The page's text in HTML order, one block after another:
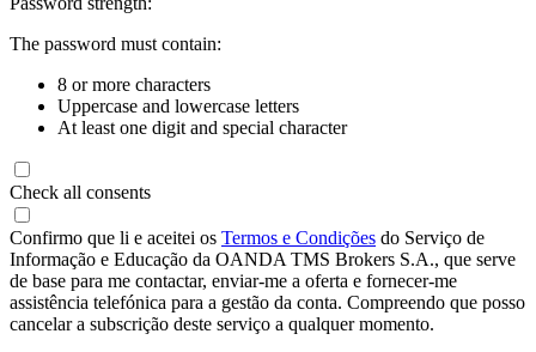
The password must contain:
8 or more characters
Uppercase and lowercase letters
At least one digit and special character
Check all consents
Confirmo que li e aceitei os Termos e Condições do Serviço de
Informação e Educação da OANDA TMS Brokers S.A., que serve
de base para me contactar, enviar-me a oferta e fornecer-me
assistência telefónica para a gestão da conta. Compreendo que posso
cancelar a subscrição deste serviço a qualquer momento.